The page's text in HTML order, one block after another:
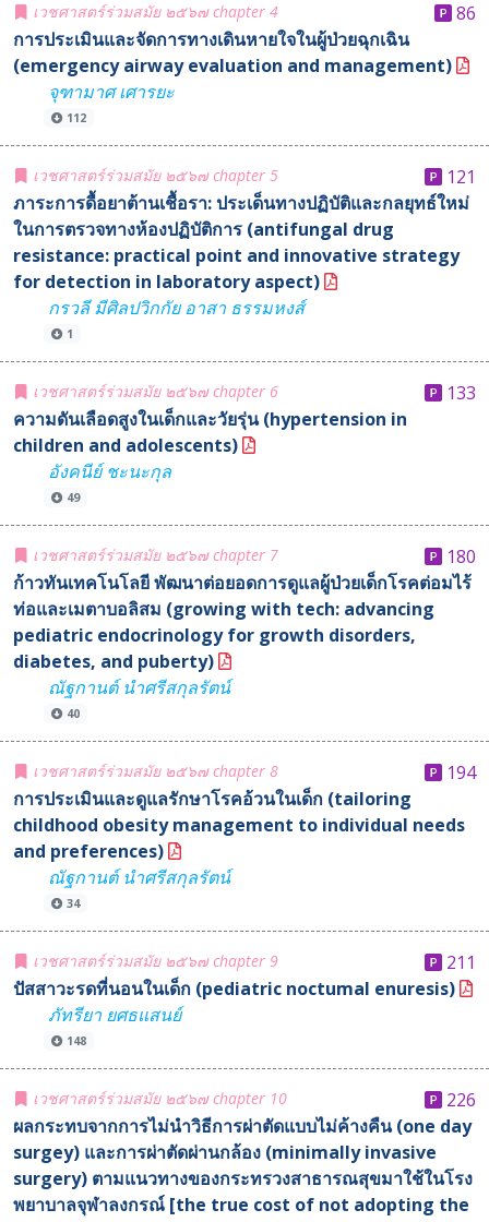
เวชศาสตร์ร่วมสมัย ๒๕๖๗ chapter 4
86
การประเมินและจัดการทางเดินหายใจในผู้ป่วยฉุกเฉิน
(emergency airway evaluation and management)
จุฑามาศ เศารยะ
112
เวชศาสตร์ร่วมสมัย ๒๕๖๗ chapter 5
121
ภาระการดื้อยาต้านเชื้อรา: ประเด็นทางปฏิบัติและกลยุทธ์ใหม่
ในการตรวจทางห้องปฏิบัติการ (antifungal drug
resistance: practical point and innovative strategy
for detection in laboratory aspect)
กรวลี มีศิลปวิกกัย อาสา ธรรมหงส์
1
เวชศาสตร์ร่วมสมัย ๒๕๖๗ chapter 6
133
ความดันเลือดสูงในเด็กและวัยรุ่น (hypertension in
children and adolescents)
อังคนีย์ ชะนะกุล
49
เวชศาสตร์ร่วมสมัย ๒๕๖๗ chapter 7
180
ก้าวทันเทคโนโลยี พัฒนาต่อยอดการดูแลผู้ป่วยเด็กโรคต่อมไร้
ท่อและเมตาบอลิสม (growing with tech: advancing
pediatric endocrinology for growth disorders,
diabetes, and puberty)
ณัฐกานต์ นำศรีสกุลรัตน์
40
เวชศาสตร์ร่วมสมัย ๒๕๖๗ chapter 8
194
การประเมินและดูแลรักษาโรคอ้วนในเด็ก (tailoring
childhood obesity management to individual needs
and preferences)
ณัฐกานต์ นำศรีสกุลรัตน์
34
เวชศาสตร์ร่วมสมัย ๒๕๖๗ chapter 9
211
ปัสสาวะรดที่นอนในเด็ก (pediatric noctumal enuresis)
ภัทรียา ยศธแสนย์
148
เวชศาสตร์ร่วมสมัย ๒๕๖๗ chapter 10
226
ผลกระทบจากการไม่นำวิธีการผ่าตัดแบบไม่ค้างคืน (one day
surgey) และการผ่าตัดผ่านกล้อง (minimally invasive
surgery) ตามแนวทางของกระทรวงสาธารณสุขมาใช้ในโรง
พยาบาลจุฬาลงกรณ์ [the true cost of not adopting the